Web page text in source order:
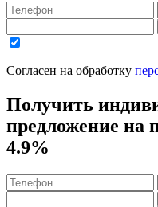
Согласен на обработку
Получить
предложение на
4.9%